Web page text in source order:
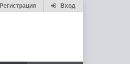
Вход
Регистрация